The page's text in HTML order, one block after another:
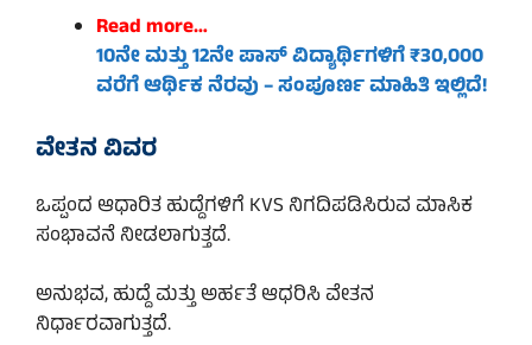
Read more…
10ನೇ ಮತ್ತು 12ನೇ ಪಾಸ್ ವಿದ್ಯಾರ್ಥಿಗಳಿಗೆ ₹30,000
ವರೆಗೆ ಆರ್ಥಿಕ ನೆರವು – ಸಂಪೂರ್ಣ ಮಾಹಿತಿ ಇಲ್ಲಿದೆ!
ವೇತನ ವಿವರ
ಒಪ್ಪಂದ ಆಧಾರಿತ ಹುದ್ದೆಗಳಿಗೆ KVS ನಿಗದಿಪಡಿಸಿರುವ ಮಾಸಿಕ
ಸಂಭಾವನೆ ನೀಡಲಾಗುತ್ತದೆ.
ಅನುಭವ, ಹುದ್ದೆ ಮತ್ತು ಅರ್ಹತೆ ಆಧರಿಸಿ ವೇತನ
ನಿರ್ಧಾರವಾಗುತ್ತದೆ.